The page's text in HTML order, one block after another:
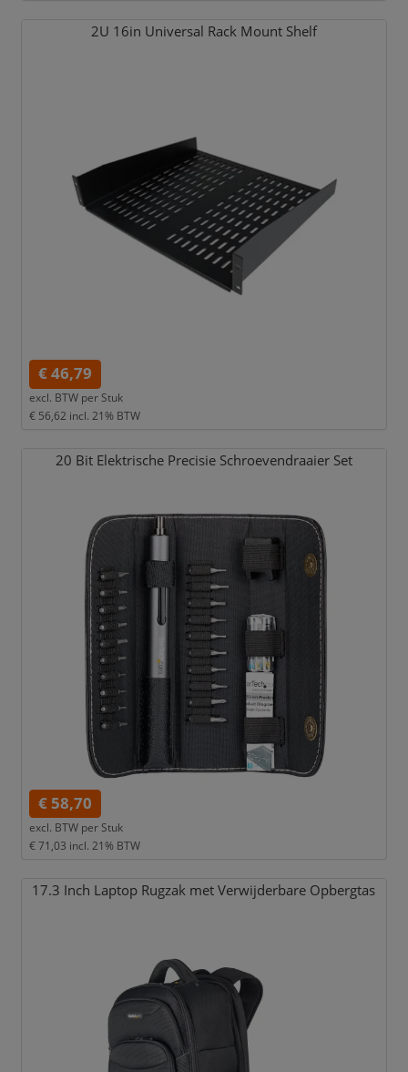
2U 16in Universal Rack Mount Shelf
€ 46,79
excl. BTW per Stuk
€ 56,62 incl. 21% BTW
20 Bit Elektrische Precisie Schroevendraaier Set
€ 58,70
excl. BTW per Stuk
€ 71,03 incl. 21% BTW
17.3 Inch Laptop Rugzak met Verwijderbare Opbergtas